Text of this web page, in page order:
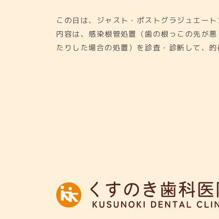
この日は、ジャスト・ポストグラジュエー
内容は、感染根管処置（歯の根っこの先が
たりした場合の処置）を診査・診断して、